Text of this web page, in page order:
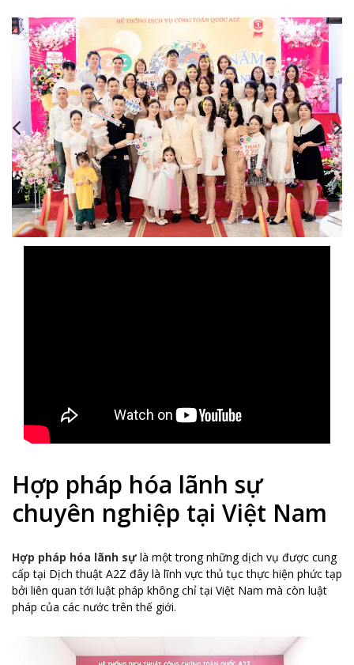
,, ,,,,,
Hợp pháp hóa lãnh sự
chuyên nghiệp tại Việt Nam
Hợp pháp hóa lãnh sựlà một trong những dịch vụ được cung
cấp tại Dịch thuật A2Z đây là lĩnh vực thủ tục thực hiện phức tạp
bởi liên quan tới luật pháp không chỉ tại Việt Nam mà còn luật
pháp của các nước trên thế giới.